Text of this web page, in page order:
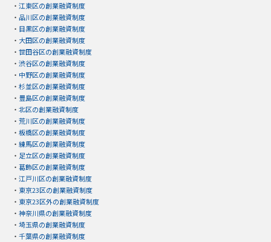
・ 江東区の創業融資制度
・ 品川区の創業融資制度
・ 目黒区の創業融資制度
・ 大田区の創業融資制度
・ 世田谷区の創業融資制度
・ 渋谷区の創業融資制度
・ 中野区の創業融資制度
・ 杉並区の創業融資制度
・ 豊島区の創業融資制度
・ 北区の創業融資制度
・ 荒川区の創業融資制度
・ 板橋区の創業融資制度
・ 練馬区の創業融資制度
・ 足立区の創業融資制度
・ 葛飾区の創業融資制度
・ 江戸川区の創業融資制度
・ 東京23区の創業融資制度
・ 東京23区外の創業融資制度
・ 神奈川県の創業融資制度
・ 埼玉県の創業融資制度
・ 千葉県の創業融資制度